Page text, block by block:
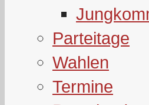
Parteitage
Wahlen
Termine